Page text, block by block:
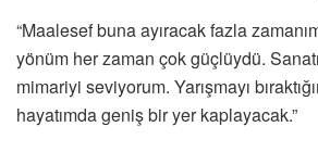
“Maalesef buna ayıracak fazla
yönüm her zaman çok güçlüydü.
mimariyi seviyorum. Yarışmayı
hayatımda geniş bir yer kaplayacak.”